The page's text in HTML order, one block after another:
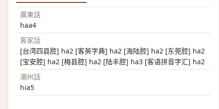
廣東話
haa4
客家話
[台湾四县腔] ha2 [客英字典] ha2 [海陆腔] ha2 [东莞腔] ha2
[宝安腔] ha2 [梅县腔] ha2 [陆丰腔] ha3 [客语拼音字汇] ha2
潮州話
hia5